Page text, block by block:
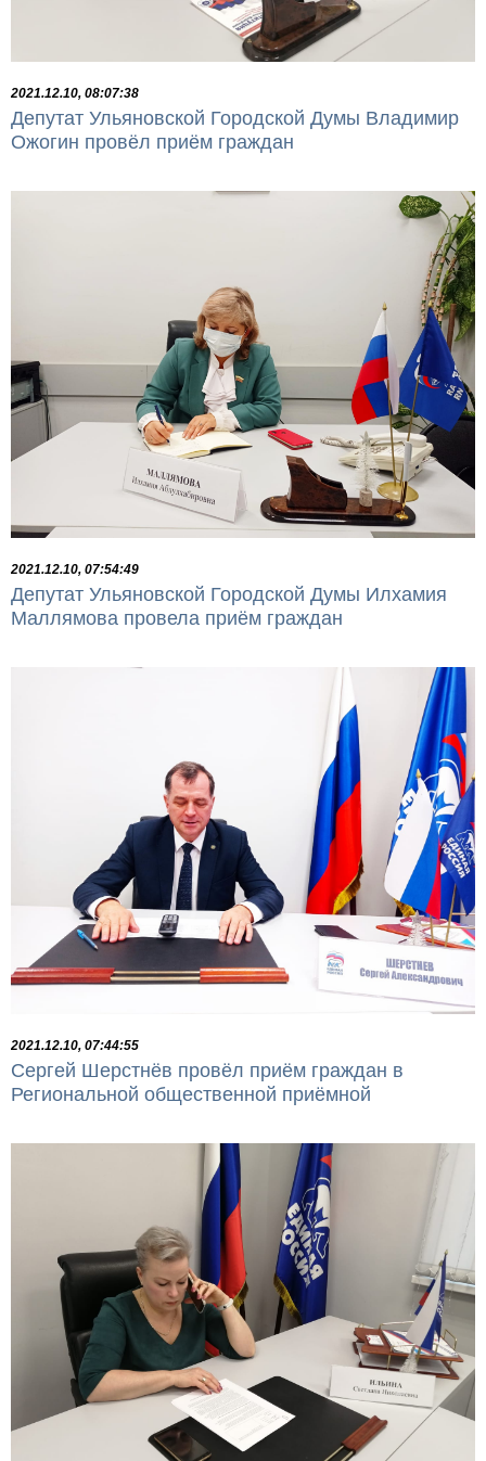
2021.12.10, 08:07:38
Депутат Ульяновской Городской Думы Владимир
Ожогин провёл приём граждан
2021.12.10, 07:54:49
Депутат Ульяновской Городской Думы Илхамия
Маллямова провела приём граждан
2021.12.10, 07:44:55
Сергей Шерстнёв провёл приём граждан в
Региональной общественной приёмной